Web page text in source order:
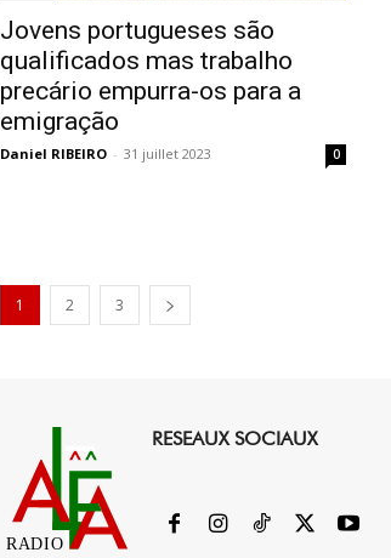
Jovens portugueses são
qualificados mas trabalho
precário empurra-os para a
emigração
Daniel RIBEIRO - 31 juillet 2023 0
1 2 3
RADIO
RESEAUX SOCIAUX